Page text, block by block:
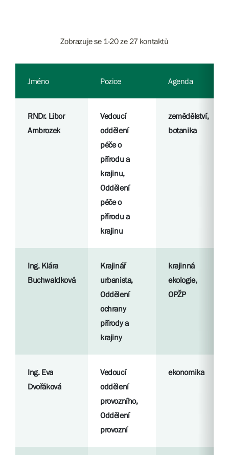
Zobrazuje se 1-20 ze 27 kontaktů
Jméno Pozice Agenda
RNDr. Libor
Ambrozek
Vedoucí
oddělení
péče o
přírodu a
krajinu,
Oddělení
péče o
přírodu a
krajinu
zemědělství,
botanika
Ing. Klára
Buchwaldková
Krajinář
urbanista,
Oddělení
ochrany
přírody a
krajiny
krajinná
ekologie,
OPŽP
Ing. Eva
Dvořáková
Vedoucí
oddělení
provozního,
Oddělení
provozní
ekonomika